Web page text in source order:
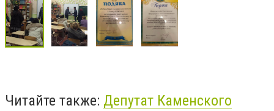
Читайте также: Депутат Каменского